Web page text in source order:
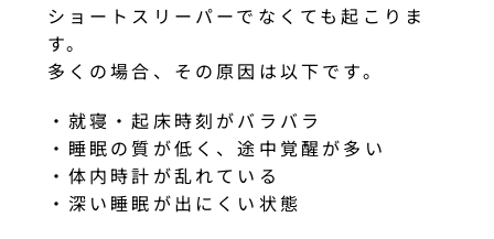
ショートスリーパーでなくても起こりま
す。
多くの場合、その原因は以下です。
・就寝・起床時刻がバラバラ
・睡眠の質が低く、途中覚醒が多い
・体内時計が乱れている
・深い睡眠が出にくい状態